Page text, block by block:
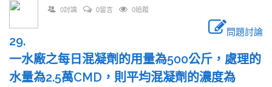
0討論 0留言 0追蹤
問題討論
29.
一水廠之每日混凝劑的用量為500公斤，處理的
水量為2.5萬CMD，則平均混凝劑的濃度為